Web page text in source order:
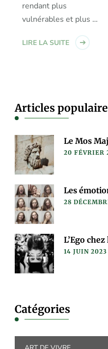
rendant plus
vulnérables et plus …
LIRE LA SUITE
Articles
Le Mos
20 FÉVRIER
Les
28
L’Ego
14 JUIN 2023
Catégories